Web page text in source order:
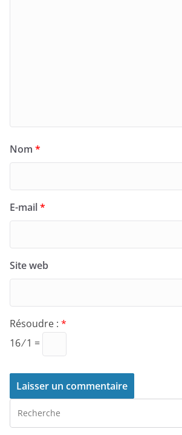
Nom *
E-mail*
Site web
Résoudre : *
16 ⁄ 1 =